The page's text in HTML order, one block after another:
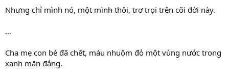
Nhưng chỉ mình nó, một mình thôi, trơ trọi trên cõi đời này.
…
Cha mẹ con bé đã chết, máu nhuộm đỏ một vùng nước trong
xanh mặn đắng.